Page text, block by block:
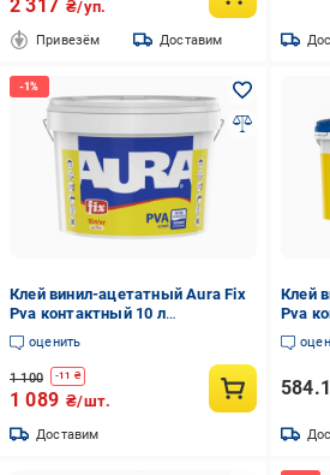
2 317 ₴/уп.
Привезём Доставим
Клей винил-ацетатный Aura Fix
Pva контактный 10 л
(2571787554)
оценить
1 100 -11 ₴
1 089 ₴/шт.
Доставим
Клей
Pva